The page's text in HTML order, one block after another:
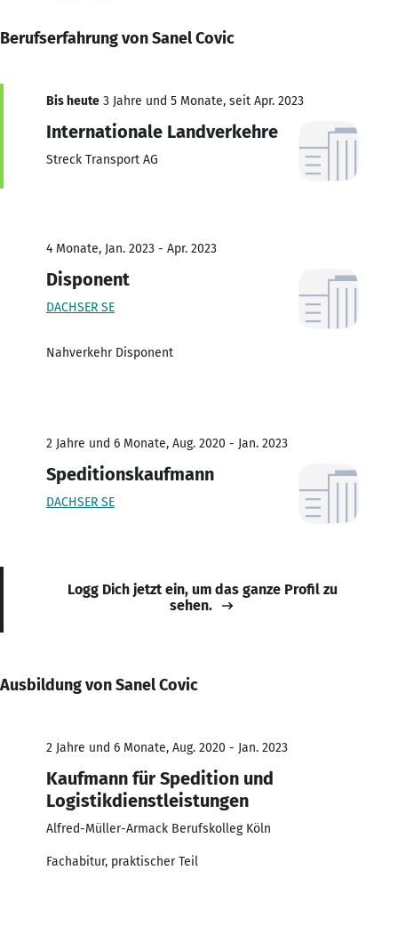
Berufserfahrung von Sanel Covic
Bis heute 3 Jahre und 5 Monate, seit Apr. 2023
Internationale Landverkehre
Streck Transport AG
4 Monate, Jan. 2023 - Apr. 2023
Disponent
DACHSER SE
Nahverkehr Disponent
2 Jahre und 6 Monate, Aug. 2020 - Jan. 2023
Speditionskaufmann
DACHSER SE
Logg Dich jetzt ein, um das ganze Profil zu
sehen.
Ausbildung von Sanel Covic
2 Jahre und 6 Monate, Aug. 2020 - Jan. 2023
Kaufmann für Spedition und
Logistikdienstleistungen
Alfred-Müller-Armack Berufskolleg Köln
Fachabitur, praktischer Teil